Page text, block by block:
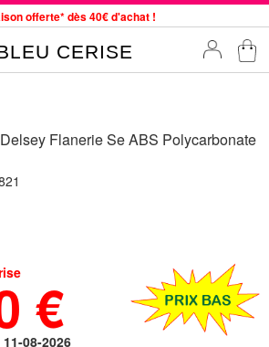
offerte* dès 40€ d'achat !
expédiée le jour même, du lundi au vendredi
75% sur le site du 29/07 au 27/08
CERISE
Flanerie Se ABS Polycarbonate
€
11-08-2026